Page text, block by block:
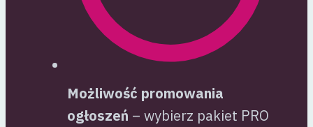
Możliwość promowania
ogłoszeń – wybierz pakiet PRO